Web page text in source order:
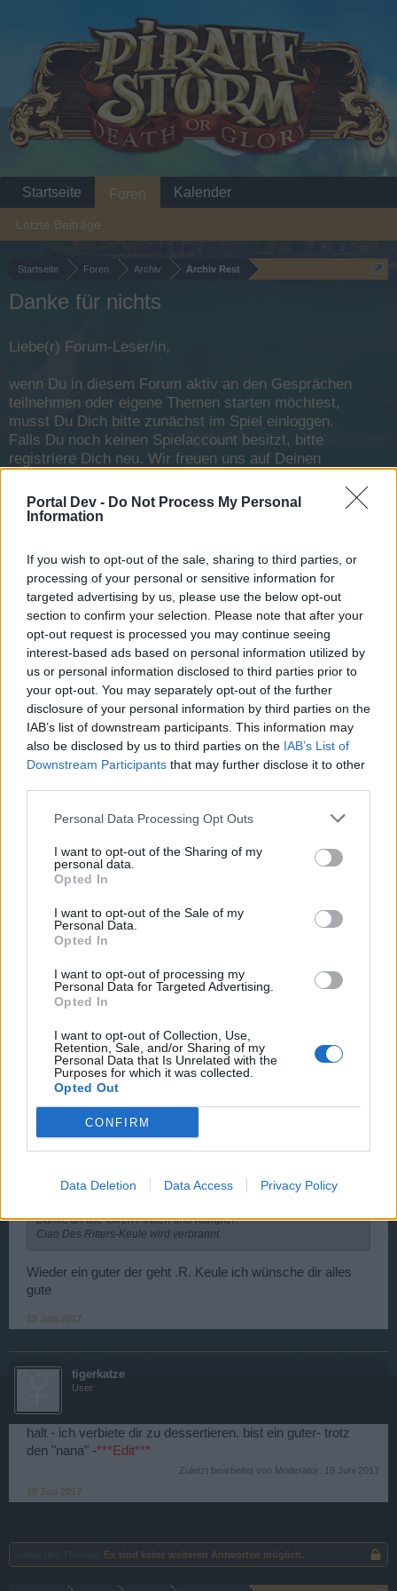
Portal Dev - Do Not Process My Personal
Information
If you wish to opt-out of the sale, sharing to third parties, or
processing of your personal or sensitive information for
targeted advertising by us, please use the below opt-out
section to confirm your selection. Please note that after your
opt-out request is processed you may continue seeing
interest-based ads based on personal information utilized by
us or personal information disclosed to third parties prior to
your opt-out. You may separately opt-out of the further
disclosure of your personal information by third parties on the
IAB’s list of downstream participants. This information may
also be disclosed by us to third parties on the IAB’s List of
Downstream Participants that may further disclose it to other
Personal Data Processing Opt Outs
I want to opt-out of the Sharing of my
personal data.
Opted In
I want to opt-out of the Sale of my
Personal Data.
Opted In
I want to opt-out of processing my
Personal Data for Targeted Advertising.
Opted In
I want to opt-out of Collection, Use,
Retention, Sale, and/or Sharing of my
Personal Data that Is Unrelated with the
Purposes for which it was collected.
Opted Out
CONFIRM
Data Deletion Data Access Privacy Policy
Startseite Foren Archiv Archiv Rest
Danke für nichts
Liebe(r) Forum-Leser/in,
wenn Du in diesem Forum aktiv an den Gesprächen
teilnehmen oder eigene Themen starten möchtest,
musst Du Dich bitte zunächst im Spiel einloggen.
Falls Du noch keinen Spielaccount besitzt, bitte
registriere Dich neu. Wir freuen uns auf Deinen
Status des Themas: Es sind keine weiteren Antworten möglich.
Eiserner66
User
Nachdem ich gestern im SF One Shot mit 48k weggeballert
wurde ist für mich Feierabend. Also Danke für nichts. Was
ich vor einigen Wochen angekündigt habe wird nun war. Ich
verabschiede mich. Danke an alle fairen Piraten und
Kämpfer.
Ciao Des Ritters-Keule wird verbrannt.
nozegefällt dies.
noze
Zitat von Eiserner66:
Nachdem ich gestern im SF One Shot mit 48k weggeballert wurde
ist für mich Feierabend. Also Danke für nichts. Was ich vor einigen
Wochen angekündigt habe wird nun war. Ich verabschiede mich.
Ciao Des Ritters-Keule wird verbrannt.
schade aber dir trotzdem noch viel Spaß
18 Juni 2017
fregatte1953
User
Zitat von Eiserner66:↑
Nachdem ich gestern im SF One Shot mit 48k weggeballert wurde
ist für mich Feierabend. Also Danke für nichts. Was ich vor einigen
Danke an alle fairen Piraten und Kämpfer.
Ciao Des Ritters-Keule wird verbrannt.
Wieder ein guter der geht .R. Keule ich wünsche dir alles
gute
19 Juni 2017
tigerkatze
User
halt - ich verbiete dir zu dessertieren. bist ein guter- trotz
den "nana" -***Edit***
Zuletzt bearbeitet von Moderator:
19 Juni 2017
19 Juni 2017
Es sind keine weiteren Antworten möglich.
Startseite Foren
Letzte Beiträge
Kalender